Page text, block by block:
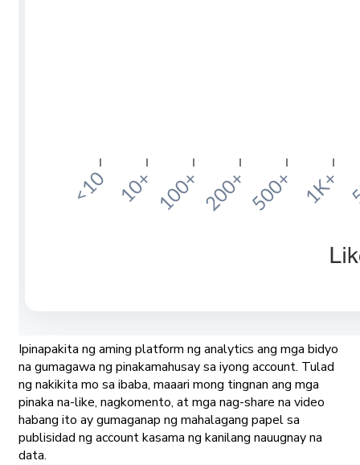
Ipinapakita ng aming platform ng analytics ang mga bidyo
na gumagawa ng pinakamahusay sa iyong account. Tulad
ng nakikita mo sa ibaba, maaari mong tingnan ang mga
pinaka na-like, nagkomento, at mga nag-share na video
habang ito ay gumaganap ng mahalagang papel sa
publisidad ng account kasama ng kanilang nauugnay na
data.